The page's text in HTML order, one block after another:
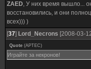
ZAED, У них время вышло...
восстановились, и они
всех))) )
[37] Lord_Necrons [2008-03-
Quote (APTEC)
Играйте за некронов!